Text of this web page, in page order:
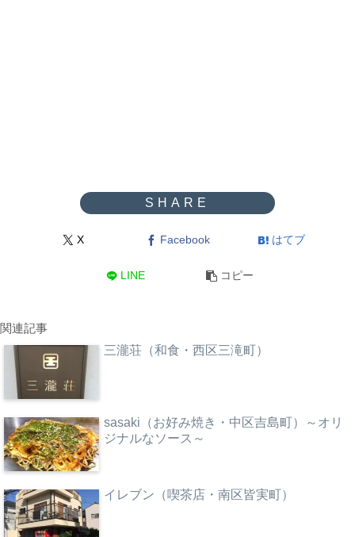
X Facebook はてブ
LINE コピー
関連記事
三瀧荘（和食・西区三滝町）
sasaki（お好み焼き・中区吉島町）～オリ
ジナルなソース～
イレブン（喫茶店・南区皆実町）